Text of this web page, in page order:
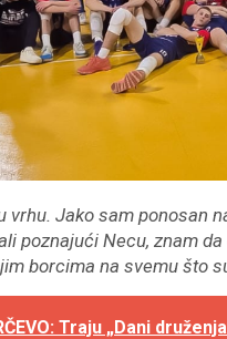
vrhu. Jako sam ponosan
poznajući Necu, znam
borcima na svemu što
Traju „Dani